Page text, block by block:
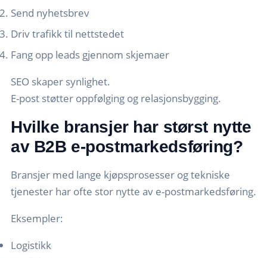
Send nyhetsbrev
Driv trafikk til nettstedet
Fang opp leads gjennom skjemaer
SEO skaper synlighet.
E-post støtter oppfølging og relasjonsbygging.
Hvilke bransjer har størst nytte
av B2B e-postmarkedsføring?
Bransjer med lange kjøpsprosesser og tekniske
tjenester har ofte stor nytte av e-postmarkedsføring.
Eksempler:
Logistikk